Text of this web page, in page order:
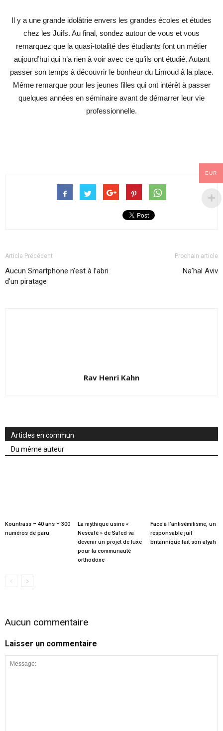
Il y a une grande idolâtrie envers les grandes écoles et études
chez les Juifs. Au final, sondez autour de vous et vous
remarquez que la quasi-totalité des étudiants font un métier
aujourd’hui qui n’a rien à voir avec ce qu’ils ont étudié. Autant
passer son temps à découvrir le bonheur du Limoud à la place.
Même remarque pour les jeunes filles qui ont intérêt à passer
quelques années en séminaire avant de démarrer leur vie
professionnelle.
Article Précédent
Aucun Smartphone n’est à l’abri
d’un piratage
Prochain article
Na’hal Aviv
Rav Henri Kahn
Articles en commun
Du même auteur
Kountrass – 40 ans – 300
numéros de paru
La mythique usine «
Nescafé » de Safed va
devenir un projet de luxe
pour la communauté
orthodoxe
Face à l’antisémitisme, un
responsable juif
britannique fait son alyah
Aucun commentaire
Laisser un commentaire
EUR